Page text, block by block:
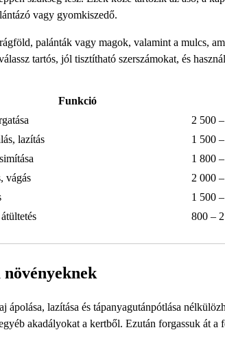
vagy gyomkiszedő.
palánták vagy magok, valamint a mulcs,
tartós, jól tisztítható szerszámokat, és
Funkció
2 500
lazítás
1 500
1 800
vágás
2 000
1 500
800 –
növényeknek
lazítása és tápanyagutánpótlása
akadályokat a kertből. Ezután forgassuk át a